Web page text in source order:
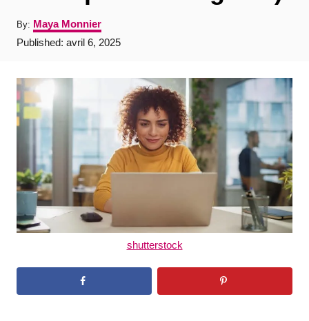
By: A
u
t
o
Maya Monnier
P
t
e
d
o
Published: avril 6, 2025
shutterstock